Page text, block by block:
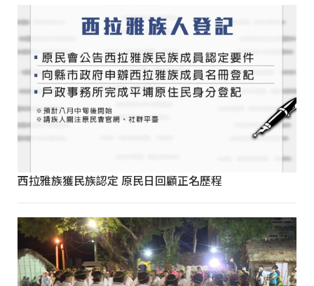
西拉雅族獲民族認定 原民日回顧正名歷程